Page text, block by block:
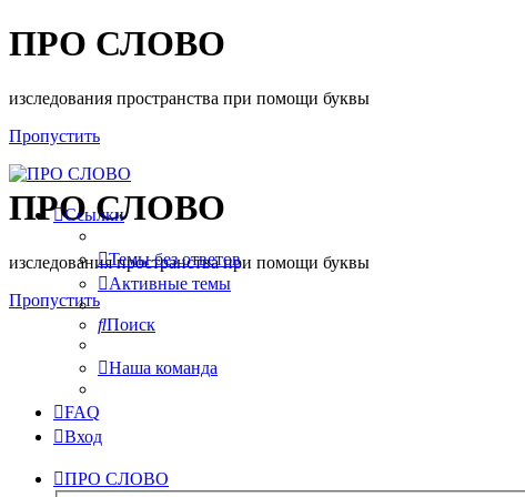
ПРО СЛОВО
изследования пространства при помощи буквы
Пропустить
ПРО СЛОВО
изследования пространства при помощи буквы
Пропустить
Ссылки
Темы без ответов
Активные темы
Поиск
Наша команда
FAQ
Вход
ПРО СЛОВО